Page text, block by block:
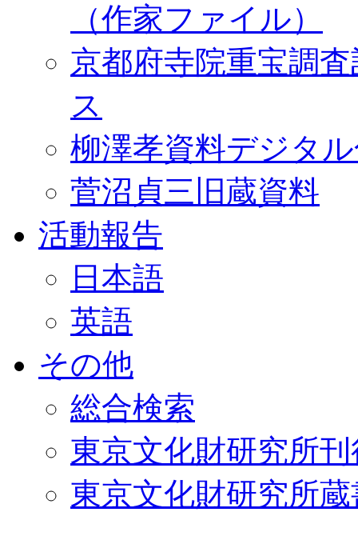
（作家ファイル）
京都府寺院重宝調
ス
柳澤孝資料デジタ
菅沼貞三旧蔵資料
活動報告
日本語
英語
その他
総合検索
東京文化財研究所
東京文化財研究所